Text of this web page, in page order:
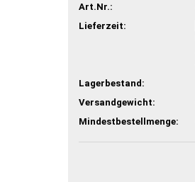
Art.Nr.:
Lieferzeit:
Lagerbestand:
Versandgewicht:
Mindestbestellmenge: